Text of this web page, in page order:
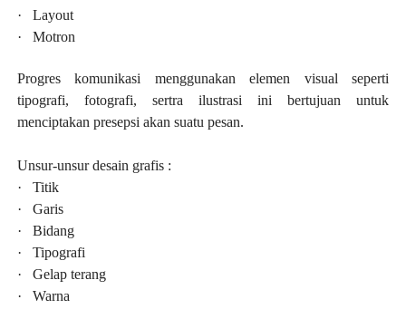
·
Layout
·
Motron
Progres komunikasi menggunakan elemen visual seperti
tipografi, fotografi, sertra ilustrasi ini bertujuan untuk
menciptakan presepsi akan suatu pesan.
Unsur-unsur desain grafis :
·
Titik
·
Garis
·
Bidang
·
Tipografi
·
Gelap terang
·
Warna